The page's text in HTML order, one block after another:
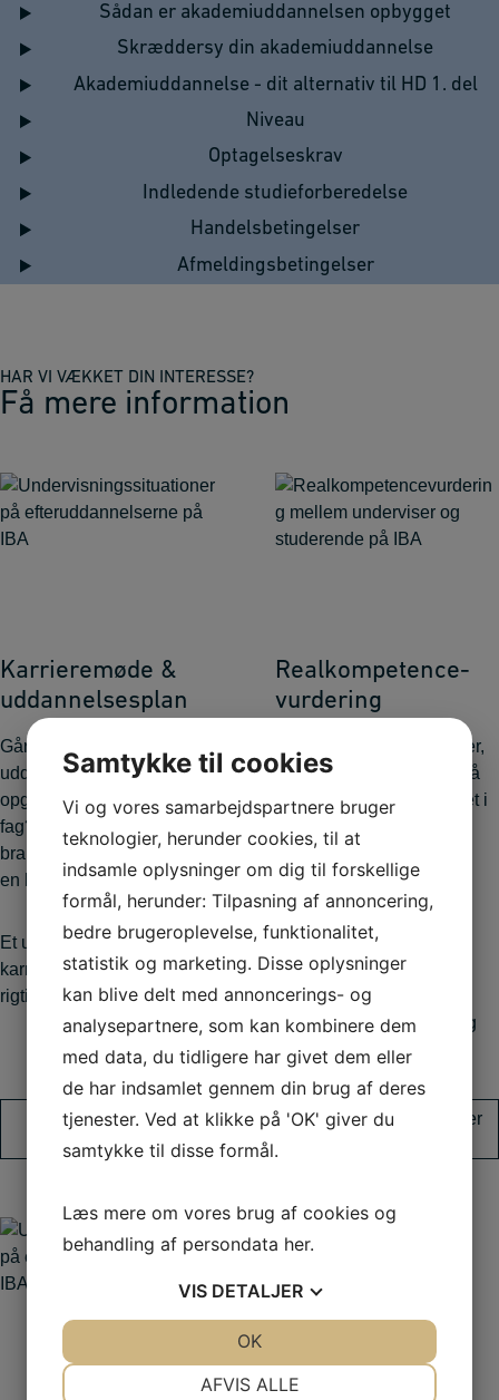
Sådan er akademiuddannelsen opbygget
Skræddersy din akademiuddannelse
Akademiuddannelse - dit alternativ til HD 1. del
Niveau
Optagelseskrav
Indledende studieforberedelse
Handelsbetingelser
Afmeldingsbetingelser
HAR VI VÆKKET DIN INTERESSE?
Få mere information
Karrieremøde &
uddannelsesplan
Går du med drømme om
uddannelse eller
opgradering inden for dit
fag? Eller har du lyst til et
brancheskifte, jobskifte eller
en helt ny karriere?
Et uforpligtende
karrieremøde kan være det
rigtige for dig.
Læs mere om
Realkompetence­
vurdering
Har du viden og erfaringer,
men aldrig fået et papir på
det? Og er du interesseret i
efteruddannelse på
akademi- eller
diplomniveau?
Så bør du overveje at få
lavet en
realkompetencevurdering
(RKV).
Hør om dine muligheder
Skræddersyede
uddannelser til
Samtykke til cookies
Vi og vores samarbejdspartnere bruger
teknologier, herunder cookies, til at
indsamle oplysninger om dig til forskellige
formål, herunder: Tilpasning af annoncering,
bedre brugeroplevelse, funktionalitet,
statistik og marketing. Disse oplysninger
kan blive delt med annoncerings- og
analysepartnere, som kan kombinere dem
med data, du tidligere har givet dem eller
de har indsamlet gennem din brug af deres
tjenester. Ved at klikke på 'OK' giver du
samtykke til disse formål.
Læs mere om vores brug af cookies og
behandling af persondata her.
VIS DETALJER
AFVIS ALLE
OK